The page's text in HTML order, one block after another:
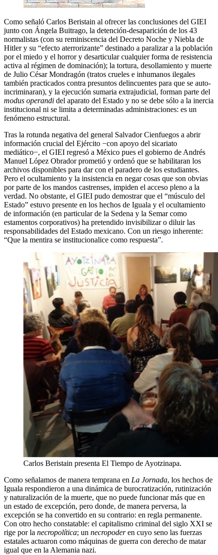
Como señaló Carlos Beristain al ofrecer las conclusiones del GIEI
junto con Ángela Buitrago, la detención-desaparición de los 43
normalistas (con su reminiscencia del Decreto Noche y Niebla de
Hitler y su
efecto aterrorizante
destinado a paralizar a la población
por el miedo y el horror y desarticular cualquier forma de resistencia
activa al régimen de dominación); la tortura, desollamiento y muerte
de Julio César Mondragón (tratos crueles e inhumanos ilegales
también practicados contra presuntos delincuentes para que se auto-
incriminaran), y la ejecución sumaria extrajudicial, forman parte del
modus operandi del aparato del Estado y no se debe sólo a la inercia
institucional ni se limita a determinadas administraciones: es un
fenómeno estructural.
Tras la rotunda negativa del general Salvador Cienfuegos a abrir
información crucial del Ejército −con apoyo del sicariato
mediático−, el GIEI regresó a México pues el gobierno de Andrés
Manuel López Obrador prometió y ordenó que se habilitaran los
archivos disponibles para dar con el paradero de los estudiantes.
Pero el ocultamiento y la insistencia en negar cosas que son obvias
por parte de los mandos castrenses, impiden el acceso pleno a la
verdad. No obstante, el GIEI pudo demostrar que el
músculo del
Estado
estuvo presente en los hechos de Iguala y el ocultamiento
de información (en par­ticular de la Sedena y la Semar como
estamentos corporativos) ha pretendido invisibilizar o diluir las
responsabilidades del Estado mexicano. Con un riesgo inherente:
Que la mentira se institucionalice como respuesta .
Carlos Beristain presenta El Tiempo de Ayotzinapa.
Como señalamos de manera temprana en La Jornada, los hechos de
Iguala respondieron a una dinámica de burocratización, rutinización
y naturalización de la muerte, que no puede funcionar más que en
un estado de excepción, pero donde, de manera perversa, la
excepción se ha convertido en su contrario: en regla permanente.
Con otro hecho constatable: el capitalismo criminal del siglo XXI se
rige por la necropolítica; un necropoderen cuyo seno las fuerzas
estatales actuaron como máquinas de guerra con derecho de matar
igual que en la Alemania nazi.